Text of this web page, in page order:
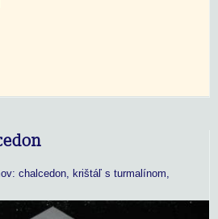
chalcedon, krištáľ s turmalínom,